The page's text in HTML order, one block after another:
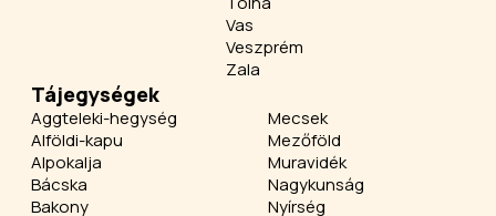
Vas
Veszprém
Zala
Tájegységek
Aggteleki-hegység
Alföldi-kapu
Alpokalja
Bácska
Bakony
Mecsek
Mezőföld
Muravidék
Nagykunság
Nyírség